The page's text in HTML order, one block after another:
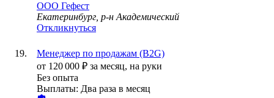
ООО Гефест
Екатеринбург, р-н Академический
Откликнуться
Менеджер по продажам (B2G)
от 120 000 ₽ за месяц, на руки
Без опыта
Выплаты: Два раза в месяц